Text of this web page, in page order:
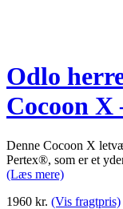
Odlo
Cocoon X
Denne Cocoon X
Pertex®, som er et
(Læs mere)
1960 kr. (Vis fragtpris)